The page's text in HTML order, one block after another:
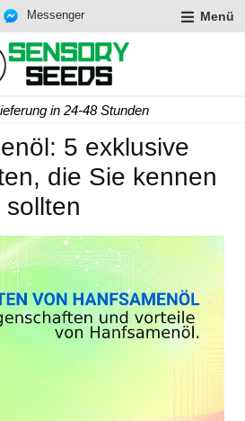
Messenger Menü
in 24-48 Stunden
5 exklusive
die Sie kennen
sollten